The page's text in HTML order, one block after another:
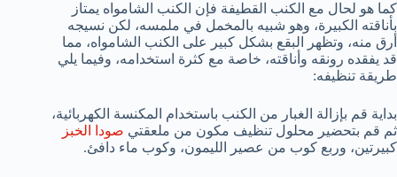
كما هو لحال مع الكنب القطيفة فإن الكنب الشامواه يمتاز
بأناقته الكبيرة، وهو شبيه بالمخمل في ملمسه، لكن نسيجه
أرق منه، وتظهر البقع بشكل كبير على الكنب الشامواه، مما
قد يفقده رونقه وأناقته، خاصة مع كثرة استخدامه، وفيما يلي
طريقة تنظيفه:
بداية قم بإزالة الغبار من الكنب باستخدام المكنسة الكهربائية،
ثم قم بتحضير محلول تنظيف مكون من ملعقتي صودا الخبز
كبيرتين، وربع كوب من عصير الليمون، وكوب ماء دافئ.